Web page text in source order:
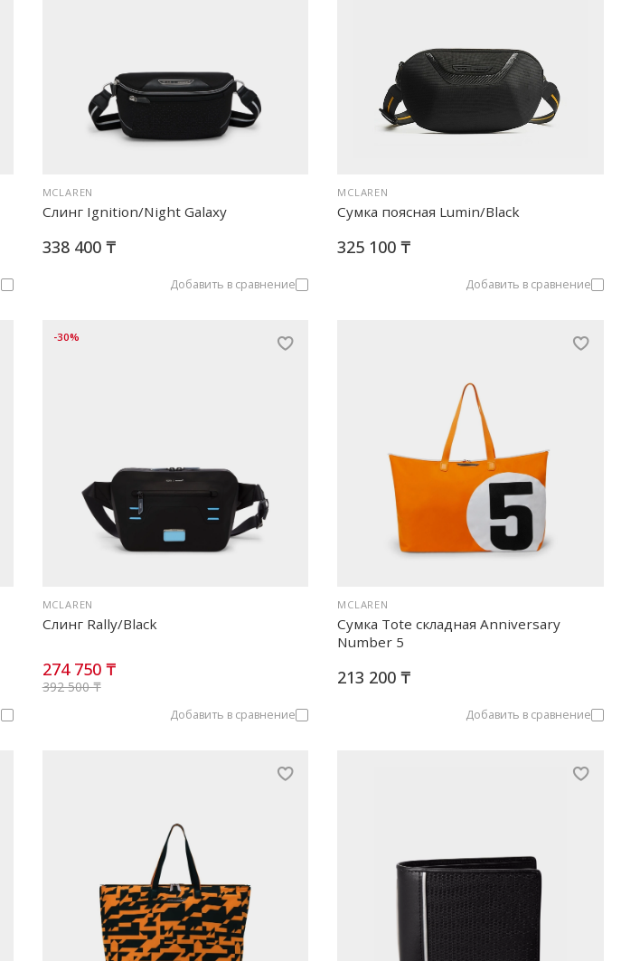
MCLAREN
Слинг Ignition/Night Galaxy
338 400 ₸
Добавить в сравнение
MCLAREN
Сумка поясная Lumin/Black
325 100 ₸
Добавить в сравнение
-30%
MCLAREN
Слинг Rally/Black
274 750 ₸
392 500 ₸
Добавить в сравнение
MCLAREN
Сумка Tote складная Anniversary
Number 5
213 200 ₸
Добавить в сравнение